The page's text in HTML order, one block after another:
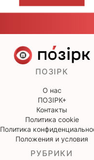
ПОЗІРК
О нас
ПОЗІРК+
Контакты
Политика cookie
Политика
Положения и условия
РУБРИКИ